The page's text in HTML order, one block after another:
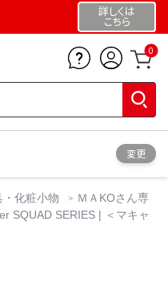
詳しくは
こちら
0
変更
・化粧小物
ＭＡKOさん専
SQUAD SERIES | ＜マキャ